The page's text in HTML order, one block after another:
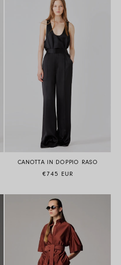
CANOTTA IN DOPPIO RASO
Prezzo di listino
€745 EUR